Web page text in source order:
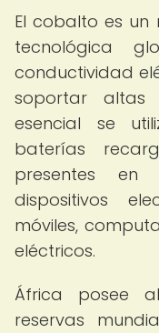
El cobalto es un
tecnológica
conductividad
soportar altas
esencial se
baterías
presentes
dispositivos
móviles,
eléctricos.
África posee
reservas